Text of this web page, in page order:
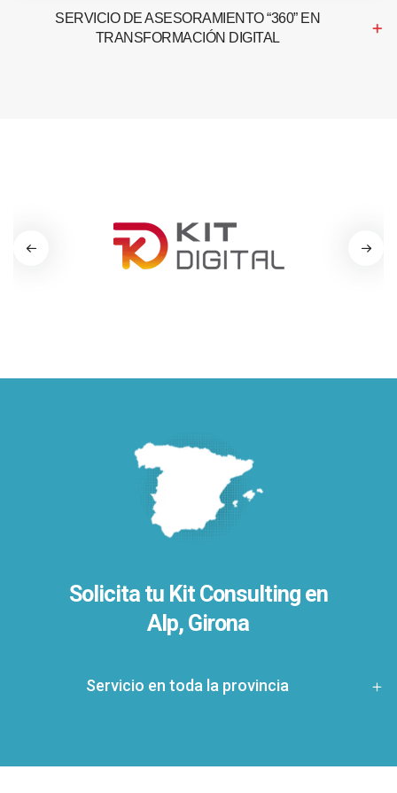
SERVICIO DE ASESORAMIENTO “360” EN
TRANSFORMACIÓN DIGITAL
Solicita tu Kit Consulting en
Alp, Girona
Servicio en toda la provincia